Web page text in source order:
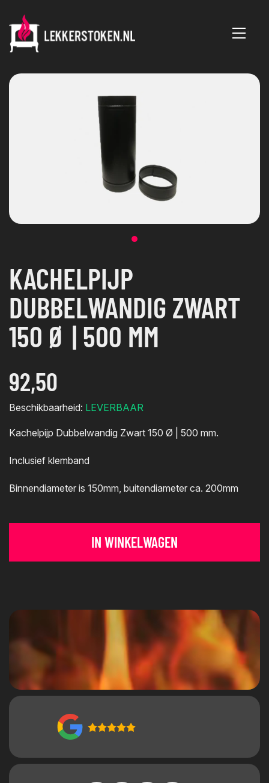
KACHELPIJP
DUBBELWANDIG ZWART
150 Ø | 500 MM
92,50
Kachelpijp Dubbelwandig Zwart 150 Ø | 500 mm.
Inclusief klemband
Binnendiameter is 150mm, buitendiameter ca. 200mm
Beschikbaarheid: LEVERBAAR
IN WINKELWAGEN